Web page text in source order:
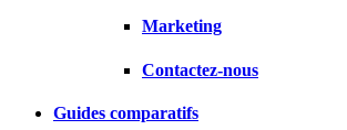
Marketing
Contactez-nous
Guides comparatifs